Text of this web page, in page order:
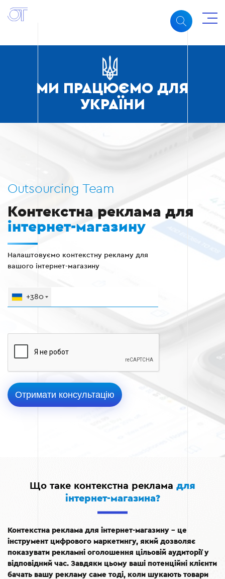
МИ ПРАЦЮЄМО ДЛЯ
УКРАЇНИ
Outsourcing Team
Контекстна реклама для
інтернет-магазину
Налаштовуємо контекстну рекламу для
вашого інтернет-магазину
+380
Що таке контекстна реклама для
інтернет-магазина?
Контекстна реклама для інтернет-магазину – це
інструмент цифрового маркетингу, який дозволяє
показувати рекламні оголошення цільовій аудиторії у
відповідний час. Завдяки цьому ваші потенційні клієнти
бачать вашу рекламу саме тоді, коли шукають товари